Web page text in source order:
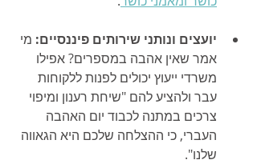
יועצים ונותני שירותים פיננסיים: מי
אמר שאין אהבה במספרים? אפילו
משרדי ייעוץ יכולים לפנות ללקוחות
עבר ולהציע להם "שיחת רענון ומיפוי
צרכים במתנה לכבוד יום האהבה
העברי, כי ההצלחה שלכם היא הגאווה
שלנו".